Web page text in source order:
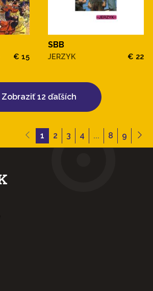
€ 15
SBB
JERZYK € 22
Zobraziť 12 ďaľších
1 2 3 4 ... 8 9